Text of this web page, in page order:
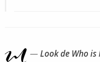
Look de Who